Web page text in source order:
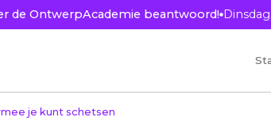
de OntwerpAcademie beantwoord!
je kunt schetsen